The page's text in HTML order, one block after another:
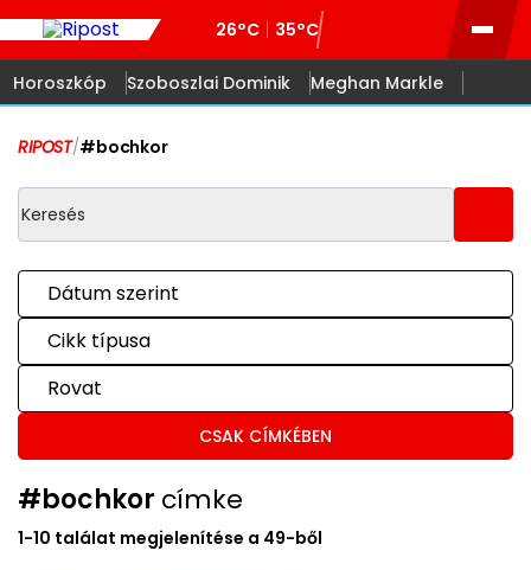
26°C 35°C
Horoszkóp Szoboszlai Dominik Meghan Markle
RIPOST/#bochkor
Dátum szerint
Cikk típusa
Rovat
CSAK CÍMKÉBEN
#bochkor címke
1-10 találat megjelenítése a 49-ből